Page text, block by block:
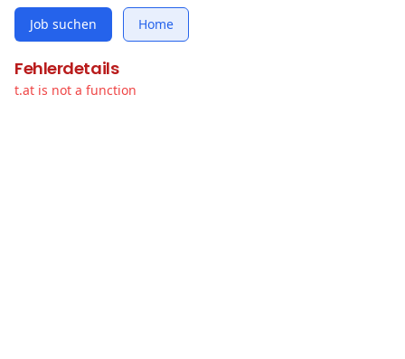
Job suchen Home
Fehlerdetails
t.at is not a function